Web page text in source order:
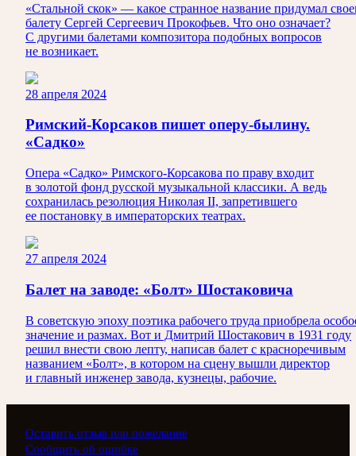
«Стальной скок» — какое странное название придумал
балету Сергей Сергеевич Прокофьев. Что оно означает?
С другими балетами композитора подобных вопросов
не возникает.
28 апреля 2024
Римский-Корсаков пишет оперу-былину.
«Садко»
Опера «Садко» Римского-Корсакова по праву входит
в золотой фонд русской музыкальной классики. А ведь
сохранилась резолюция Николая II, запретившего
ее постановку в императорских театрах.
27 апреля 2024
Балет на заводе: «Болт» Шостаковича
В советскую эпоху поэтика рабочего труда приобрела
значение и размах. Вот и Дмитрий Шостакович в 1931 году
решил внести свою лепту, написав балет с красноречивым
названием «Болт», в котором на сцену вышли директор
и главный инженер завода, кузнецы, рабочие.
Оставить отзыв или пожелание
Сообщить об ошибке